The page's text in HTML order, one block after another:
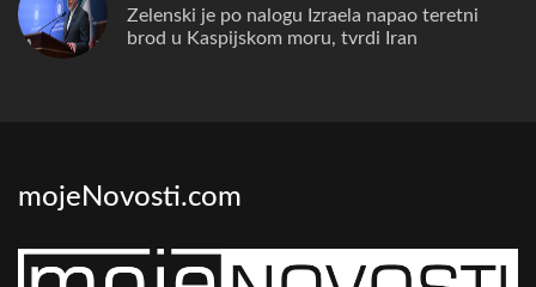
Zelenski je po nalogu Izraela napao teretni
brod u Kaspijskom moru, tvrdi Iran
mojeNovosti.com